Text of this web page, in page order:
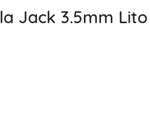
Jack 3.5mm Lito